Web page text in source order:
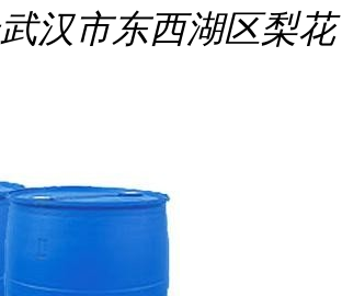
武汉市东西湖区梨花